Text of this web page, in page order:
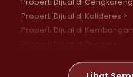
Properti Dijual di Cengkareng
Properti Dijual di Kalideres >
Properti Dijual di Kembangan
Properti Dijual di Meruya >